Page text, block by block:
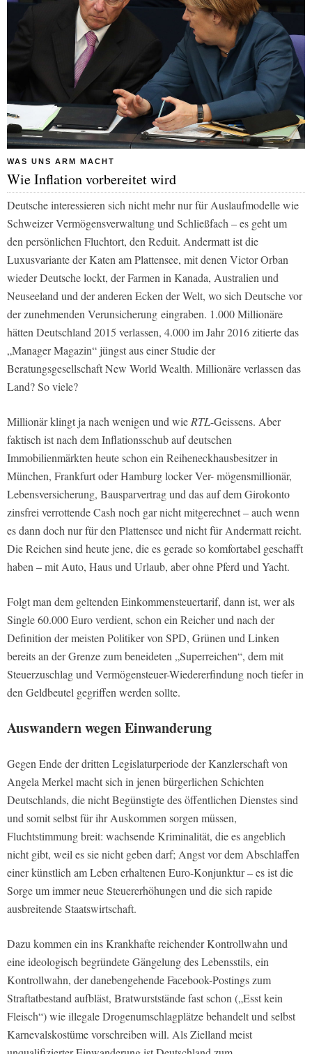
WAS UNS ARM MACHT
Wie Inflation vorbereitet wird
Deutsche interessieren sich nicht mehr nur für Auslaufmodelle wie
Schweizer Vermögensverwaltung und Schließfach – es geht um
den persönlichen Fluchtort, den Reduit. Andermatt ist die
Luxusvariante der Katen am Plattensee, mit denen Victor Orban
wieder Deutsche lockt, der Farmen in Kanada, Australien und
Neuseeland und der anderen Ecken der Welt, wo sich Deutsche vor
der zunehmenden Verunsicherung eingraben. 1.000 Millionäre
hätten Deutschland 2015 verlassen, 4.000 im Jahr 2016 zitierte das
„Manager Magazin“ jüngst aus einer Studie der
Beratungsgesellschaft New World Wealth. Millionäre verlassen das
Land? So viele?
Millionär klingt ja nach wenigen und wie RTL-Geissens. Aber
faktisch ist nach dem Inflationsschub auf deutschen
Immobilienmärkten heute schon ein Reiheneckhausbesitzer in
München, Frankfurt oder Hamburg locker Ver- mögensmillionär,
Lebensversicherung, Bausparvertrag und das auf dem Girokonto
zinsfrei verrottende Cash noch gar nicht mitgerechnet – auch wenn
es dann doch nur für den Plattensee und nicht für Andermatt reicht.
Die Reichen sind heute jene, die es gerade so komfortabel geschafft
haben – mit Auto, Haus und Urlaub, aber ohne Pferd und Yacht.
Folgt man dem geltenden Einkommensteuertarif, dann ist, wer als
Single 60.000 Euro verdient, schon ein Reicher und nach der
Definition der meisten Politiker von SPD, Grünen und Linken
bereits an der Grenze zum beneideten „Superreichen“, dem mit
Steuerzuschlag und Vermögensteuer-Wiedererfindung noch tiefer in
den Geldbeutel gegriffen werden sollte.
Auswandern wegen Einwanderung
Gegen Ende der dritten Legislaturperiode der Kanzlerschaft von
Angela Merkel macht sich in jenen bürgerlichen Schichten
Deutschlands, die nicht Begünstigte des öffentlichen Dienstes sind
und somit selbst für ihr Auskommen sorgen müssen,
Fluchtstimmung breit: wachsende Kriminalität, die es angeblich
nicht gibt, weil es sie nicht geben darf; Angst vor dem Abschlaffen
einer künstlich am Leben erhaltenen Euro-Konjunktur – es ist die
Sorge um immer neue Steuererhöhungen und die sich rapide
ausbreitende Staatswirtschaft.
Dazu kommen ein ins Krankhafte reichender Kontrollwahn und
eine ideologisch begründete Gängelung des Lebensstils, ein
Kontrollwahn, der danebengehende Facebook-Postings zum
Straftatbestand aufbläst, Bratwurststände fast schon („Esst kein
Fleisch“) wie illegale Drogenumschlagplätze behandelt und selbst
Karnevalskostüme vorschreiben will. Als Zielland meist